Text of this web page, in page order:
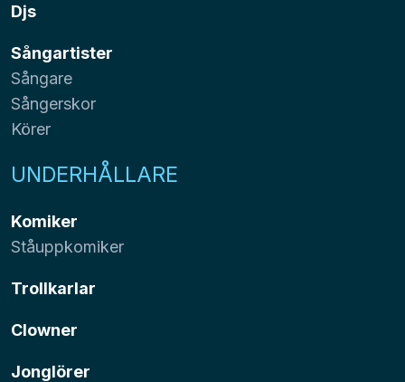
Djs
Sångartister
Sångare
Sångerskor
Körer
UNDERHÅLLARE
Komiker
Ståuppkomiker
Trollkarlar
Clowner
Jonglörer